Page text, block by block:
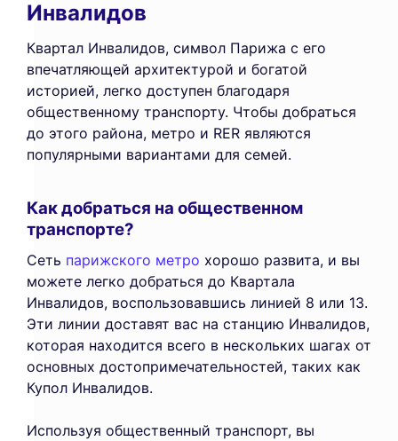
Инвалидов
Квартал Инвалидов, символ Парижа с его
впечатляющей архитектурой и богатой
историей, легко доступен благодаря
общественному транспорту. Чтобы добраться
до этого района, метро и RER являются
популярными вариантами для семей.
Как добраться на общественном
транспорте?
Сеть парижского метро хорошо развита, и вы
можете легко добраться до Квартала
Инвалидов, воспользовавшись линией 8 или 13.
Эти линии доставят вас на станцию Инвалидов,
которая находится всего в нескольких шагах от
основных достопримечательностей, таких как
Купол Инвалидов.
Используя общественный транспорт, вы